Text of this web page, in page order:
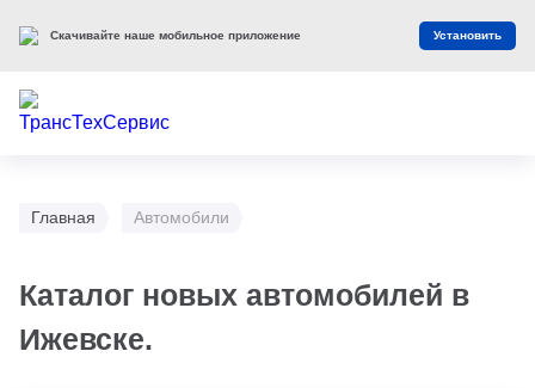
Главная Автомобили
Каталог новых автомобилей в
Ижевске.
Скачивайте наше мобильное приложение Установить